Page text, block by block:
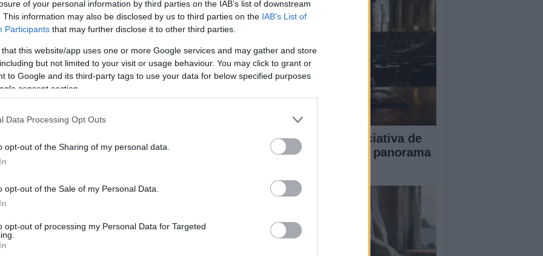
of your personal information by third parties on the IAB’s list of downstream
This information may also be disclosed by us to third parties on the IAB’s List of
Participants that may further disclose it to other third parties.
that this website/app uses one or more Google services and may gather and store
but not limited to your visit or usage behaviour. You may click to grant or
to Google and its third-party tags to use your data for below specified purposes
consent section.
Data Processing Opt Outs
opt-out of the Sharing of my personal data.
opt-out of the Sale of my Personal Data.
opt-out of processing my Personal Data for Targeted
prácticas
de estos países ha aumentado en cerca de
la realidad es más compleja.
(AIE)estima que unos 14 millones de
del mercado debido a las restricciones al tráfico
transita cerca del 20% del petróleo y gas
El impacto de la iniciativa de
Gabriel Rufián en el panorama